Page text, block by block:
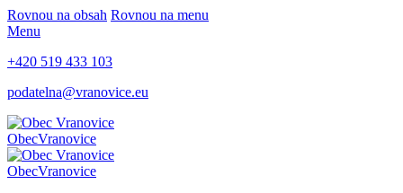
Rovnou na obsah Rovnou na menu
Menu
+420 519 433 103
podatelna@vranovice.eu
ObecVranovice
ObecVranovice